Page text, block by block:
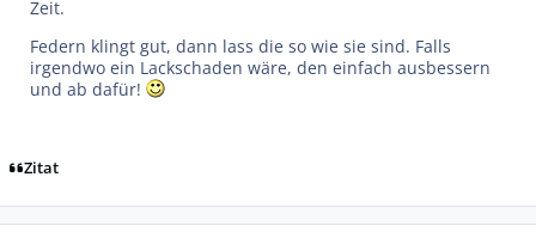
Zeit.
Federn klingt gut, dann lass die so wie sie sind. Falls
irgendwo ein Lackschaden wäre, den einfach ausbessern
und ab dafür!
Zitat